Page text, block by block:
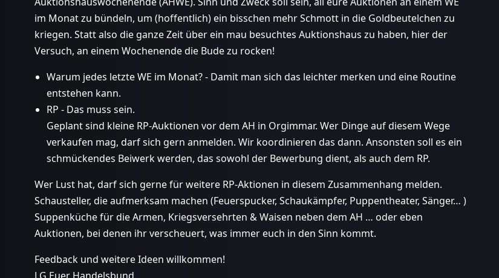
im Monat zu bündeln, um (hoffentlich) ein bisschen mehr Schmott in die Goldbeutelchen zu
kriegen. Statt also die ganze Zeit über ein mau besuchtes Auktionshaus zu haben, hier der
Versuch, an einem Wochenende die Bude zu rocken!
Warum jedes letzte WE im Monat? - Damit man sich das leichter merken und eine Routine
entstehen kann.
RP - Das muss sein.
Geplant sind kleine RP-Auktionen vor dem AH in Orgimmar. Wer Dinge auf diesem Wege
verkaufen mag, darf sich gern anmelden. Wir koordinieren das dann. Ansonsten soll es ein
schmückendes Beiwerk werden, das sowohl der Bewerbung dient, als auch dem RP.
Wer Lust hat, darf sich gerne für weitere RP-Aktionen in diesem Zusammenhang melden.
Schausteller, die aufmerksam machen (Feuerspucker, Schaukämpfer, Puppentheater, Sänger… )
Suppenküche für die Armen, Kriegsversehrten & Waisen neben dem AH … oder eben
Auktionen, bei denen ihr verscheuert, was immer euch in den Sinn kommt.
Feedback und weitere Ideen willkommen!